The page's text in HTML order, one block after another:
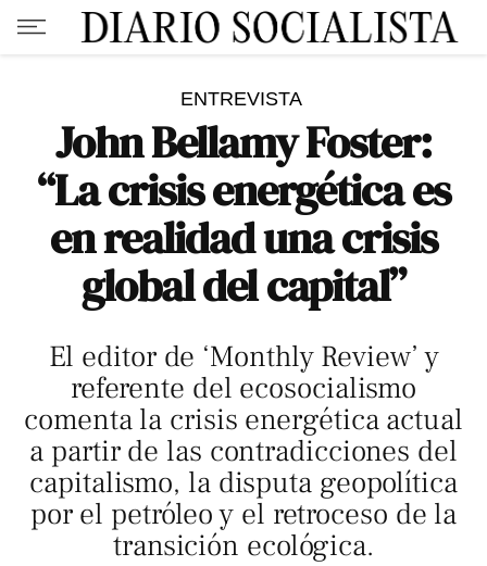
ENTREVISTA
John Bellamy Foster:
“La crisis energética es
en realidad una crisis
global del capital”
El editor de ‘Monthly Review’ y
referente del ecosocialismo
comenta la crisis energética actual
a partir de las contradicciones del
capitalismo, la disputa geopolítica
por el petróleo y el retroceso de la
transición ecológica.